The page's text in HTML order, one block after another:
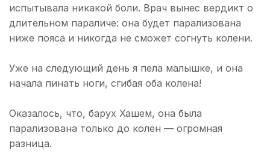
испытывала никакой боли. Врач вынес вердикт о
длительном параличе: она будет парализована
ниже пояса и никогда не сможет согнуть колени.
Уже на следующий день я пела малышке, и она
начала пинать ноги, сгибая оба колена!
Оказалось, что, барух Хашем, она была
парализована только до колен — огромная
разница.